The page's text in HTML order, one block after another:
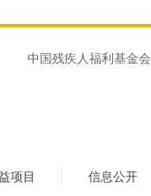
中国残疾人福利基金会
项目 信息公开